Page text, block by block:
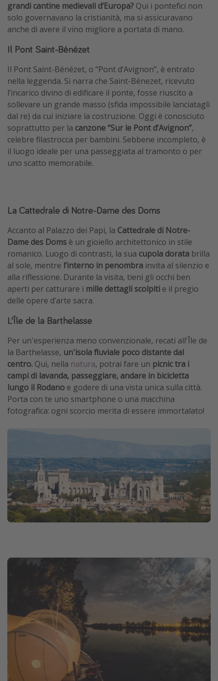
grandi cantine medievali d’Europa? Qui i pontefici non
solo governavano la cristianità, ma si assicuravano
anche di avere il vino migliore a portata di mano.
Il Pont Saint-Bénézet
Il Pont Saint-Bénézet, o “Pont d’Avignon”, è entrato
nella leggenda. Si narra che Saint-Bénezet, ricevuto
l’incarico divino di edificare il ponte, fosse riuscito a
sollevare un grande masso (sfida impossibile lanciatagli
dal re) da cui iniziare la costruzione. Oggi è conosciuto
soprattutto per la canzone “Sur le Pont d’Avignon”,
celebre filastrocca per bambini. Sebbene incompleto, è
il luogo ideale per una passeggiata al tramonto o per
uno scatto memorabile.
La Cattedrale di Notre-Dame des Doms
Accanto al Palazzo dei Papi, la Cattedrale di Notre-
Dame des Doms è un gioiello architettonico in stile
romanico. Luogo di contrasti, la sua cupola dorata brilla
al sole, mentre l’interno in penombra invita al silenzio e
alla riflessione. Durante la visita, tieni gli occhi ben
aperti per catturare i mille dettagli scolpiti e il pregio
delle opere d’arte sacra.
L’Île de la Barthelasse
Per un'esperienza meno convenzionale, recati all'Île de
la Barthelasse, un'isola fluviale poco distante dal
centro. Qui, nella natura, potrai fare un picnic tra i
campi di lavanda, passeggiare, andare in bicicletta
lungo il Rodano e godere di una vista unica sulla città.
Porta con te uno smartphone o una macchina
fotografica: ogni scorcio merita di essere immortalato!